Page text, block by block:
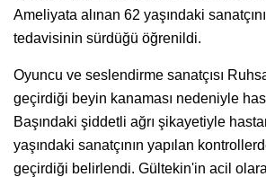
Ameliyata alınan 62 yaşındaki
tedavisinin sürdüğü öğrenildi.
Oyuncu ve seslendirme sanatçısı
geçirdiği beyin kanaması nedeniyle
Başındaki şiddetli ağrı şikayetiyle
yaşındaki sanatçının yapılan
geçirdiği belirlendi. Gültekin'in acil